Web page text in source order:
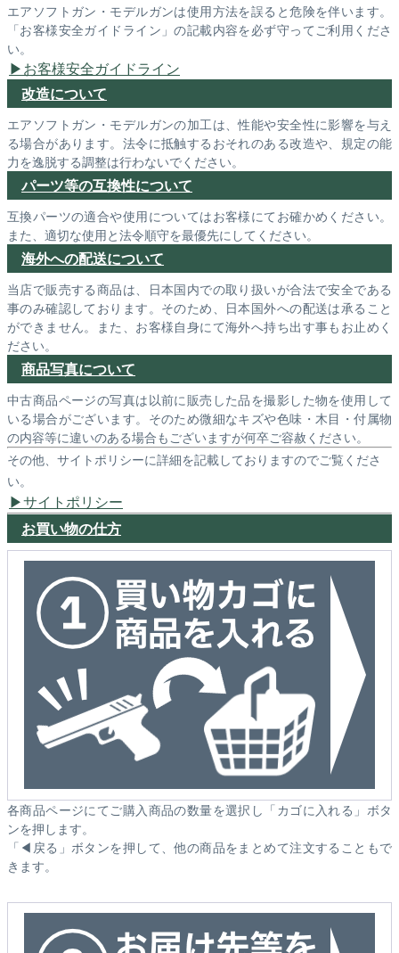
エアソフトガン・モデルガンは使用方法を誤ると危険を伴います。
「お客様安全ガイドライン」の記載内容を必ず守ってご利用くださ
い。
お客様安全ガイドライン
改造について
エアソフトガン・モデルガンの加工は、性能や安全性に影響を与え
る場合があります。法令に抵触するおそれのある改造や、規定の能
力を逸脱する調整は行わないでください。
パーツ等の互換性について
互換パーツの適合や使用についてはお客様にてお確かめください。
また、適切な使用と法令順守を最優先にしてください。
海外への配送について
当店で販売する商品は、日本国内での取り扱いが合法で安全である
事のみ確認しております。そのため、日本国外への配送は承ること
ができません。また、お客様自身にて海外へ持ち出す事もお止めく
ださい。
商品写真について
中古商品ページの写真は以前に販売した品を撮影した物を使用して
いる場合がございます。そのため微細なキズや色味・木目・付属物
の内容等に違いのある場合もございますが何卒ご容赦ください。
その他、サイトポリシーに詳細を記載しておりますのでご覧くださ
い。
サイトポリシー
お買い物の仕方
各商品ページにてご購入商品の数量を選択し「カゴに入れる」ボタ
ンを押します。
「◀戻る」ボタンを押して、他の商品をまとめて注文することもで
きます。